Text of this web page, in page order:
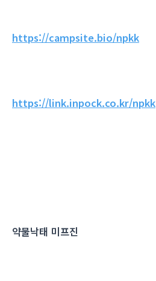
https://campsite.bio/npkk
https://link.inpock.co.kr/npkk
약물낙태 미프진